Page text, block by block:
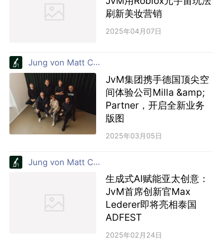
刷新美妆营销
2025年04月07日
Jung von Matt China (JvM) 戎马广告
JvM集团携手德国顶尖空
间体验公司Milla &amp;
Partner，开启全新业务
版图
2025年03月05日
Jung von Matt China (JvM) 戎马广告
生成式AI赋能亚太创意：
JvM首席创新官Max
Lederer即将亮相泰国
ADFEST
2025年02月24日